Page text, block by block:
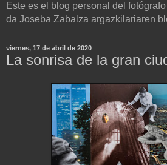
Este es el blog personal del
da Joseba Zabalza argazkilariaren
viernes, 17 de abril de 2020
La sonrisa de la gran